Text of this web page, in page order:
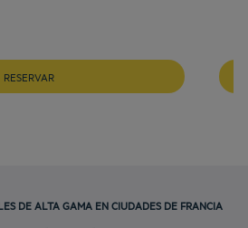
RESERVAR
DE ALTA GAMA EN CIUDADES DE FRANCIA